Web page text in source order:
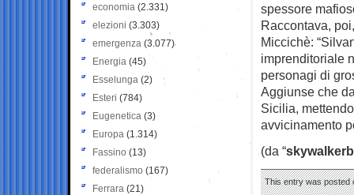
spessore
Raccontava,
Miccichè:
imprenditoriale
personagi di
Aggiunse che
Sicilia,
avvicinamento
(da “
This entry was posted
economia (2.331)
elezioni (3.303)
emergenza (3.077)
Energia (45)
Esselunga (2)
Esteri (784)
Eugenetica (3)
Europa (1.314)
Fassino (13)
federalismo (167)
Ferrara (21)